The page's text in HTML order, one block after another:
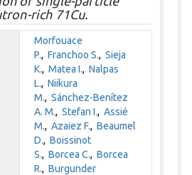
rich 71Cu.
Morfouace
P.,Franchoo S.,Sieja
K.,Matea I.,Nalpas
L.,Niikura
M.,Sánchez-Benítez
A. M.,Stefan I.,Assié
M.,Azaiez F.,Beaumel
D.,Boissinot
S.,Borcea C.,Borcea
R.,Burgunder